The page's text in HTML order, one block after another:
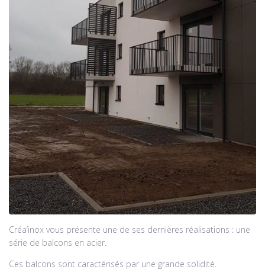
Créa’inox vous présente une de ses dernières réalisations : une
série de balcons en acier.
Ces balcons sont caractérisés par une grande solidité.